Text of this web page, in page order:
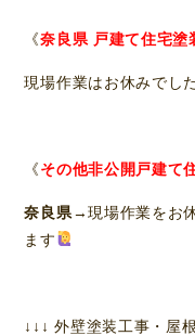
《奈良県 戸建て住宅塗
現場作業はお休みでし
《その他非公開戸建て
奈良県→現場作業をお
ます
↓↓↓ 外壁塗装工事・屋